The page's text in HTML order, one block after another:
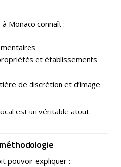
Monaco connaît :
et établissements
de discrétion et d’image
est un véritable atout.
pouvoir expliquer :